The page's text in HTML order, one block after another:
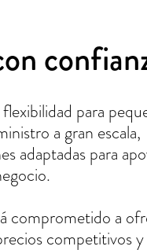
para
a gran escala,
adaptadas para
comprometido a
competitivos